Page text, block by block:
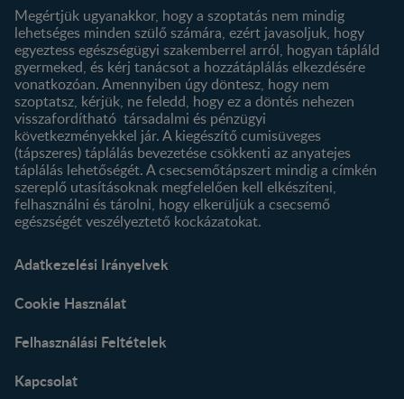
Megértjük ugyanakkor, hogy a szoptatás nem mindig
lehetséges minden szülő számára, ezért javasoljuk, hogy
egyeztess egészségügyi szakemberrel arról, hogyan tápláld
gyermeked, és kérj tanácsot a hozzátáplálás elkezdésére
vonatkozóan. Amennyiben úgy döntesz, hogy nem
szoptatsz, kérjük, ne feledd, hogy ez a döntés nehezen
visszafordítható társadalmi és pénzügyi
következményekkel jár. A kiegészítő cumisüveges
(tápszeres) táplálás bevezetése csökkenti az anyatejes
táplálás lehetőségét. A csecsemőtápszert mindig a címkén
szereplő utasításoknak megfelelően kell elkészíteni,
felhasználni és tárolni, hogy elkerüljük a csecsemő
egészségét veszélyeztető kockázatokat.
Adatkezelési Irányelvek
Cookie Használat
Felhasználási Feltételek
Kapcsolat